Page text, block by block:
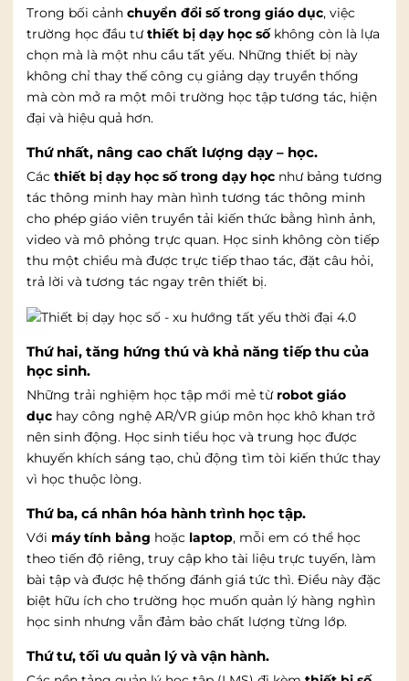
Trong bối cảnh chuyển đổi số trong giáo dục, việc
trường học đầu tưthiết bị dạy học sốkhông còn là lựa
chọn mà là một nhu cầu tất yếu. Những thiết bị này
không chỉ thay thế công cụ giảng dạy truyền thống
mà còn mở ra một môi trường học tập tương tác, hiện
đại và hiệu quả hơn.
Thứ nhất, nâng cao chất lượng dạy – học.
Các thiết bị dạy học số trong dạy học như bảng tương
tác thông minh hay màn hình tương tác thông minh
cho phép giáo viên truyền tải kiến thức bằng hình ảnh,
video và mô phỏng trực quan. Học sinh không còn tiếp
thu một chiều mà được trực tiếp thao tác, đặt câu hỏi,
trả lời và tương tác ngay trên thiết bị.
Thứ hai, tăng hứng thú và khả năng tiếp thu của
học sinh.
Những trải nghiệm học tập mới mẻ từ robot giáo
dục hay công nghệ AR/VR giúp môn học khô khan trở
nên sinh động. Học sinh tiểu học và trung học được
khuyến khích sáng tạo, chủ động tìm tòi kiến thức thay
vì học thuộc lòng.
Thứ ba, cá nhân hóa hành trình học tập.
Với máy tính bảng hoặc laptop, mỗi em có thể học
theo tiến độ riêng, truy cập kho tài liệu trực tuyến, làm
bài tập và được hệ thống đánh giá tức thì. Điều này đặc
biệt hữu ích cho trường học muốn quản lý hàng nghìn
học sinh nhưng vẫn đảm bảo chất lượng từng lớp.
Thứ tư, tối ưu quản lý và vận hành.